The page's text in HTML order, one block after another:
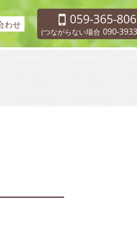
わせ 059-365-
(つながらない場合 090-